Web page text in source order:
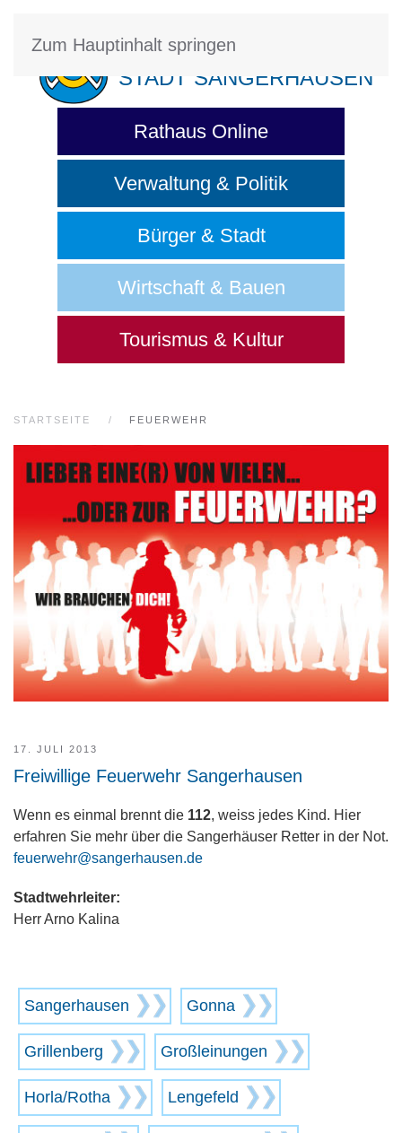
Zum Hauptinhalt springen
STADT SANGERHAUSEN
Rathaus Online
Verwaltung & Politik
Bürger & Stadt
Wirtschaft & Bauen
Tourismus & Kultur
STARTSEITE FEUERWEHR
17. JULI 2013
Freiwillige Feuerwehr Sangerhausen
Wenn es einmal brennt die 112, weiss jedes Kind. Hier
erfahren Sie mehr über die Sangerhäuser Retter in der Not.
feuerwehr@sangerhausen.de
Stadtwehrleiter:
Herr Arno Kalina
Sangerhausen Gonna
Grillenberg Großleinungen
Horla/Rotha Lengefeld